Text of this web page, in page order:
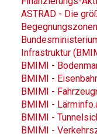
ASTRAD - Die
Begegnungszonen
Infrastruktur
BMIMI -
BMIMI -
BMIMI -
BMIMI -
BMIMI -
BMIMI -